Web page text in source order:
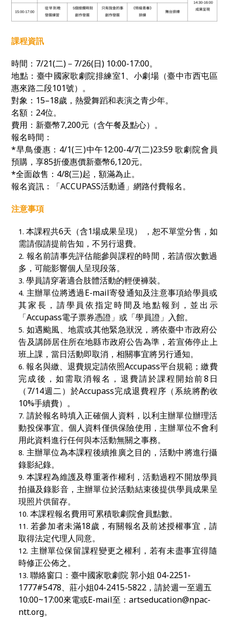
課程資訊
時間： 7/21(二)－ 7/26(日) 10:00-17:00。
地點：臺中國家歌劇院排練室1、小劇場（臺中市西屯區
惠來路二段101號）。
對象： 15–18歲，熱愛舞蹈和表演之青少年。
名額： 24位。
費用：新臺幣7,200元（含午餐及點心）。
報名時間：
*早鳥優惠：4/1(三)中午12:00-4/7(二)23:59歌劇院會員
預購，享85折優惠價新臺幣6,120元。
*全面啟售：4/8(三)起 ，額滿為止。
報名資訊：「ACCUPASS活動通」網路付費報名。
注意事項
本課程共6天（含1場成果呈現） ，恕不單堂分售，如
需請假請提前告知，不另行退費。
報名前請事先評估能參與課程的時間，若請假次數過
多，可能影響個人呈現段落。
學員請穿著適合肢體活動的輕便褲裝。
主辦單位將透過E-mail寄發通知及注意事項給學員或
其家長，請學員依指定時間及地點報到，並出示
「Accupass電子票券憑證」或「學員證」入館。
如遇颱風、地震或其他緊急狀況，將依臺中市政府公
告及講師居住所在地縣市政府公告為準，若宣佈停止上
班上課，當日活動即取消，相關事宜將另行通知。
報名與繳、退費規定請依照Accupass平台規範；繳費
完成後，如需取消報名，退費請於課程開始前8日
（7/14週二）於Accupass完成退費程序（系統將酌收
10%手續費）。
請於報名時填入正確個人資料，以利主辦單位辦理活
動投保事宜。個人資料僅供保險使用，主辦單位不會利
用此資料進行任何與本活動無關之事務。
主辦單位為本課程後續推廣之目的，活動中將進行攝
錄影紀錄。
本課程為維護及尊重著作權利，活動過程不開放學員
拍攝及錄影音，主辦單位於活動結束後提供學員成果呈
現照片供留存。
本課程報名費用可累積歌劇院會員點數。
若參加者未滿18歲，有關報名及前述授權事宜，請
取得法定代理人同意。
主辦單位保留課程變更之權利，若有未盡事宜得隨
時修正公佈之。
聯絡窗口：臺中國家歌劇院 郭小姐 04-2251-
1777#5478、莊小姐04-2415-5822，請於週一至週五
10:00~17:00來電或E-mail至：artseducation@npac-
ntt.org。